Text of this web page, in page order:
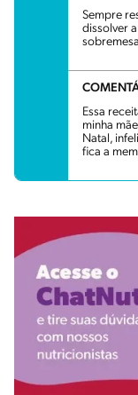
Sempre
dissolver
Essa
minha
Natal,
fica a